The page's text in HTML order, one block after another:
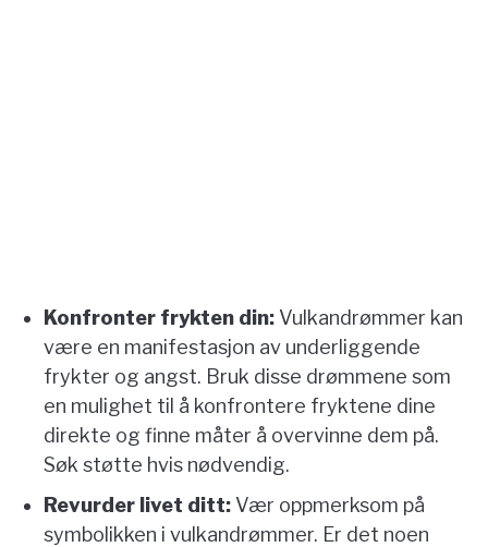
Konfronter frykten din: Vulkandrømmer kan
være en manifestasjon av underliggende
frykter og angst. Bruk disse drømmene som
en mulighet til å konfrontere fryktene dine
direkte og finne måter å overvinne dem på.
Søk støtte hvis nødvendig.
Revurder livet ditt: Vær oppmerksom på
symbolikken i vulkandrømmer. Er det noen